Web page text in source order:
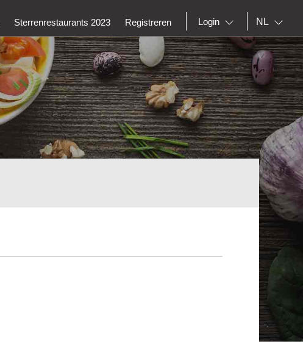
Sterrenrestaurants 2023 Registreren Login NL